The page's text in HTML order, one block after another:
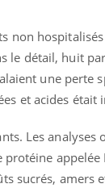
non
le détail, huit
une perte
et acides était
Les analyses
appelée
sucrés, amers
chronique
(3/3)
vidéo, le Dr
à Paris,
les ...